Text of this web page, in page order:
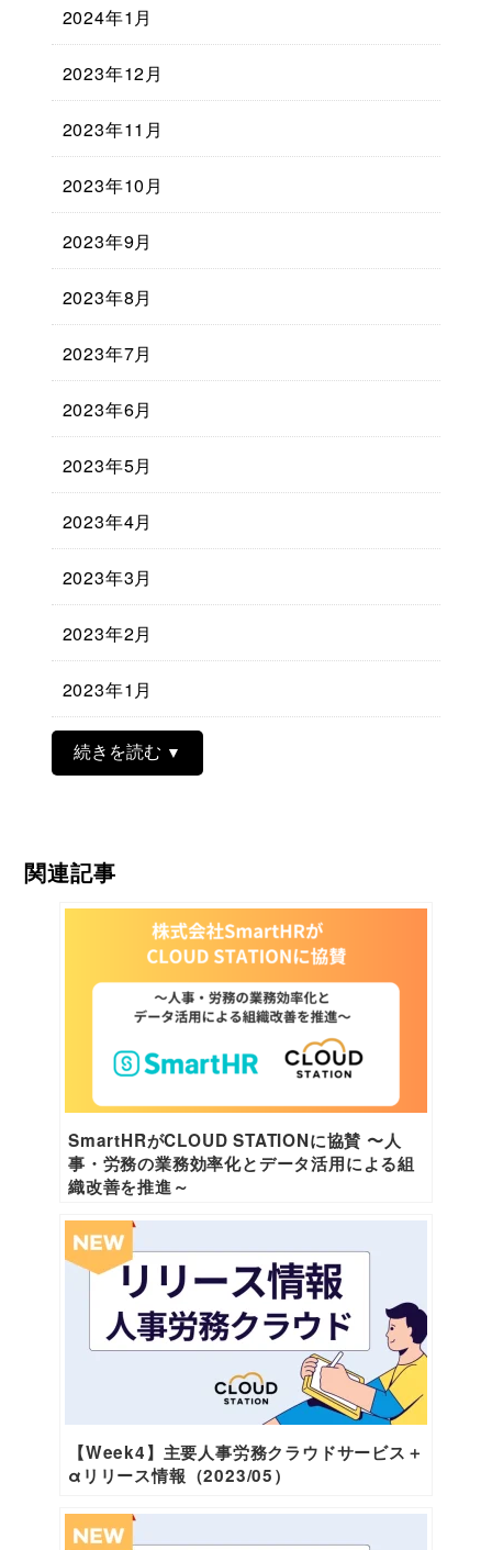
2024年1月
2023年12月
2023年11月
2023年10月
2023年9月
2023年8月
2023年7月
2023年6月
2023年5月
2023年4月
2023年3月
2023年2月
2023年1月
続きを読む
関連記事
SmartHRがCLOUD STATIONに協賛 〜人
事・労務の業務効率化とデータ活用による組
織改善を推進～
【Week4】主要人事労務クラウドサービス＋
αリリース情報（2023/05）